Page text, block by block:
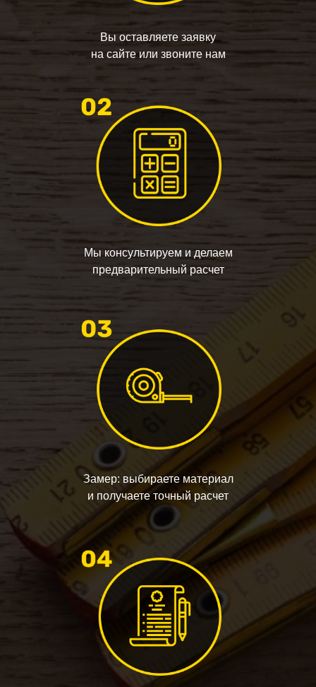
Вы оставляете заявку
на сайте или звоните нам
Мы консультируем и делаем
предварительный расчет
Замер: выбираете материал
и получаете точный расчет